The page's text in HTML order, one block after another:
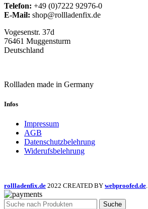
Varianten
auf.
können
gewählt
werden
Telefon: +49 (0)7222 92976-0
E-Mail: shop@rollladenfix.de
Vogesenstr. 37d
76461 Muggensturm
Deutschland
Rollladen made in Germany
Infos
Impressum
AGB
Datenschutzbelehrung
Widerufsbelehrung
rollladenfix.de 2022 CREATED BY webproofed.de.
Suche